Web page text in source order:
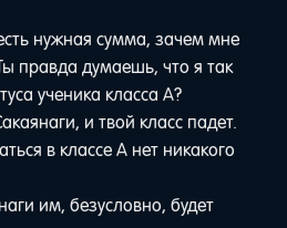
нужная сумма, зачем мне
правда думаешь, что я так
ученика класса A?
и твой класс падет.
в классе A нет никакого
им, безусловно, будет